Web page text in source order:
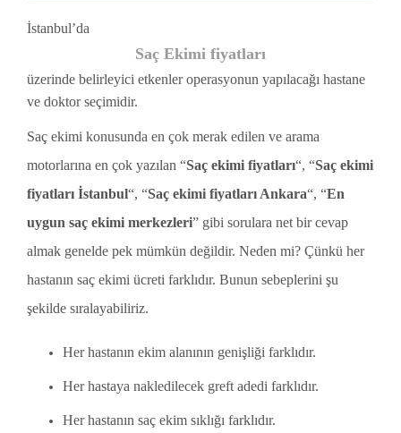
İstanbul’da
Saç Ekimi fiyatları
üzerinde belirleyici etkenler operasyonun yapılacağı hastane
ve doktor seçimidir.
Saç ekimi konusunda en çok merak edilen ve arama
motorlarına en çok yazılan “Saç ekimi fiyatları“, “Saç ekimi
fiyatları İstanbul“, “Saç ekimi fiyatları Ankara“, “En
uygun saç ekimi merkezleri” gibi sorulara net bir cevap
almak genelde pek mümkün değildir. Neden mi? Çünkü her
hastanın saç ekimi ücreti farklıdır. Bunun sebeplerini şu
şekilde sıralayabiliriz.
Her hastanın ekim alanının genişliği farklıdır.
Her hastaya nakledilecek greft adedi farklıdır.
Her hastanın saç ekim sıklığı farklıdır.